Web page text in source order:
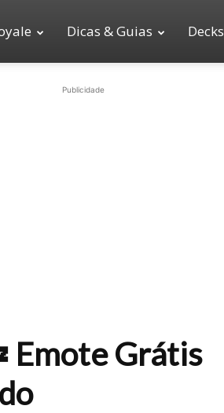
Dicas & Guias Decks
Publicidade
Emote Grátis